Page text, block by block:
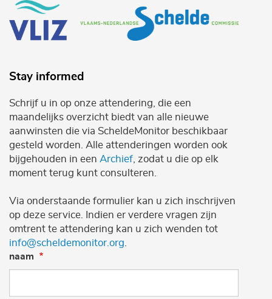
Stay informed
Schrijf u in op onze attendering, die een
maandelijks overzicht biedt van alle nieuwe
aanwinsten die via ScheldeMonitor beschikbaar
gesteld worden. Alle attenderingen worden ook
bijgehouden in een Archief , zodat u die op elk
moment terug kunt consulteren.
Via onderstaande formulier kan u zich inschrijven
op deze service. Indien er verdere vragen zijn
omtrent te attendering kan u zich wenden tot
info@scheldemonitor.org
naam